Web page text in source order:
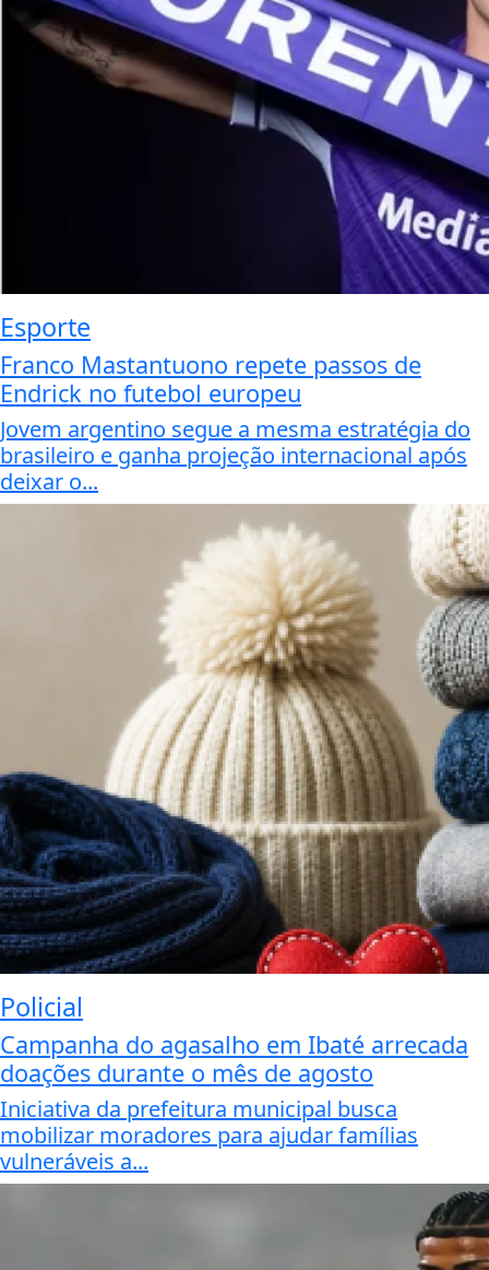
Esporte
Franco Mastantuono repete passos de
Endrick no futebol europeu
Jovem argentino segue a mesma estratégia do
brasileiro e ganha projeção internacional após
deixar o...
Policial
Campanha do agasalho em Ibaté arrecada
doações durante o mês de agosto
Iniciativa da prefeitura municipal busca
mobilizar moradores para ajudar famílias
vulneráveis a...